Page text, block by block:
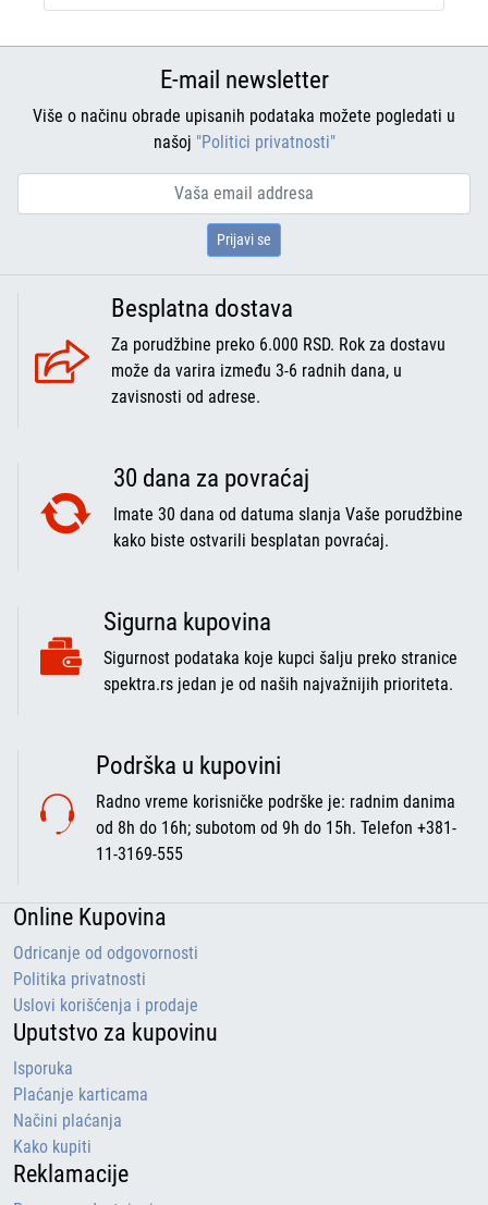
E-mail newsletter
Više o načinu obrade upisanih podataka možete pogledati u
našoj "Politici privatnosti"
Prijavi se
Besplatna dostava
Za porudžbine preko 6.000 RSD. Rok za dostavu
može da varira između 3-6 radnih dana, u
zavisnosti od adrese.
30 dana za povraćaj
Imate 30 dana od datuma slanja Vaše porudžbine
kako biste ostvarili besplatan povraćaj.
Sigurna kupovina
Sigurnost podataka koje kupci šalju preko stranice
spektra.rs jedan je od naših najvažnijih prioriteta.
Podrška u kupovini
Radno vreme korisničke podrške je: radnim danima
od 8h do 16h; subotom od 9h do 15h. Telefon +381-
11-3169-555
Online Kupovina
Odricanje od odgovornosti
Politika privatnosti
Uslovi korišćenja i prodaje
Uputstvo za kupovinu
Isporuka
Plaćanje karticama
Načini plaćanja
Kako kupiti
Reklamacije